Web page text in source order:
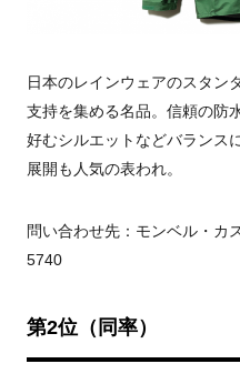
日本のレインウェアのスタン
支持を集める名品。信頼の防
好むシルエットなどバランス
展開も人気の表われ。
問い合わせ先：モンベル・カ
5740
第2位（同率）